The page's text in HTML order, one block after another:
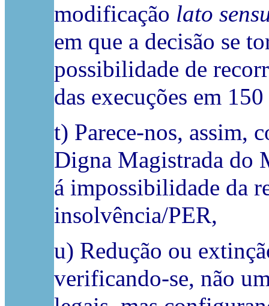
modificação lato
em que a decisão se
possibilidade de
das execuções em
t) Parece-nos, assim,
Digna Magistrada do
á impossibilidade da
insolvência/PER,
u) Redução ou
verificando-se, não